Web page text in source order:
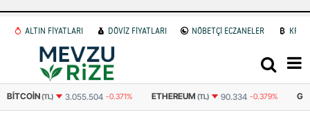
ALTIN FİYATLARI DÖVİZ FİYATLARI NÖBETÇİ ECZANELER
BITCOIN(TL) 3.055.504 -0.371% ETHEREUM (TL) 90.334 -0.379%